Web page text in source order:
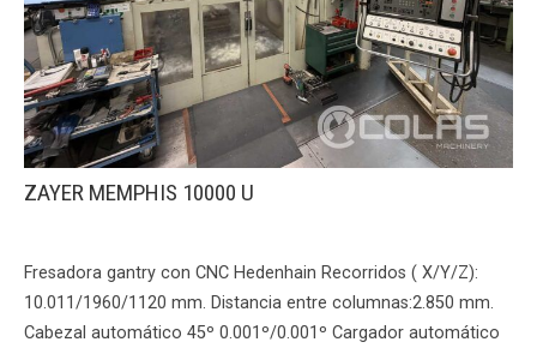
ZAYER MEMPHIS 10000 U
Fresadora gantry con CNC Hedenhain Recorridos ( X/Y/Z):
10.011/1960/1120 mm. Distancia entre columnas:2.850 mm.
Cabezal automático 45º 0.001º/0.001º Cargador automático